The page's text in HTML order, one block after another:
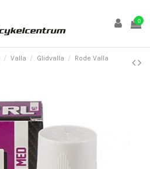
0
Valla Glidvalla
Rode Valla